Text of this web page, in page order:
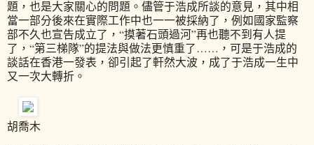
題，也是大家關心的問題。儘管于浩成所談的意見，其中相
當一部分後來在實際工作中也一一被採納了，例如國家監察
部不久也宣告成立了，“摸著石頭過河”再也聽不到有人提
了，“第三梯隊”的提法與做法更慎重了……，可是于浩成的
談話在香港一發表，卻引起了軒然大波，成了于浩成一生中
又一次大轉折。
胡喬木